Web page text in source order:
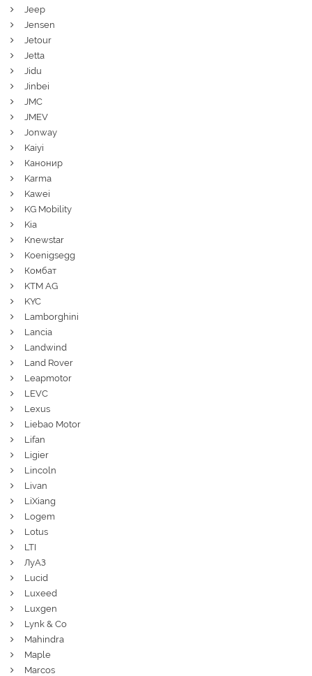
Jeep
Jensen
Jetour
Jetta
Jidu
Jinbei
JMC
JMEV
Jonway
Kaiyi
Канонир
Karma
Kawei
KG Mobility
Kia
Knewstar
Koenigsegg
Комбат
KTM AG
KYC
Lamborghini
Lancia
Landwind
Land Rover
Leapmotor
LEVC
Lexus
Liebao Motor
Lifan
Ligier
Lincoln
Livan
LiXiang
Logem
Lotus
LTI
ЛуАЗ
Lucid
Luxeed
Luxgen
Lynk & Co
Mahindra
Maple
Marcos